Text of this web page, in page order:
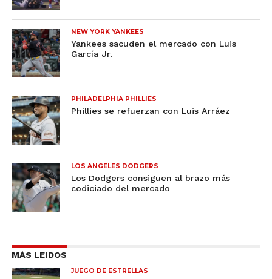
NEW YORK YANKEES
Yankees sacuden el mercado con Luis
García Jr.
PHILADELPHIA PHILLIES
Phillies se refuerzan con Luis Arráez
LOS ANGELES DODGERS
Los Dodgers consiguen al brazo más
codiciado del mercado
MÁS LEIDOS
JUEGO DE ESTRELLAS